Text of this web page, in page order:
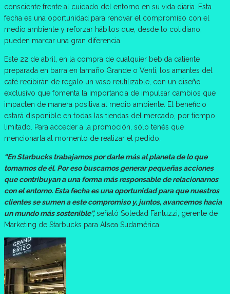
consciente frente al cuidado del entorno en su vida diaria. Esta
fecha es una oportunidad para renovar el compromiso con el
medio ambiente y reforzar hábitos que, desde lo cotidiano,
pueden marcar una gran diferencia.
Este 22 de abril, en la compra de cualquier bebida caliente
preparada en barra en tamaño Grande o Venti, los amantes del
café recibirán de regalo un vaso reutilizable, con un diseño
exclusivo que fomenta la importancia de impulsar cambios que
impacten de manera positiva al medio ambiente. El beneficio
estará disponible en todas las tiendas del mercado, por tiempo
limitado. Para acceder a la promoción, sólo tenés que
mencionarla al momento de realizar el pedido.
“En Starbucks trabajamos por darle más al planeta de lo que
tomamos de él. Por eso buscamos generar pequeñas acciones
que contribuyan a una forma más responsable de relacionarnos
con el entorno. Esta fecha es una oportunidad para que nuestros
clientes se sumen a este compromiso y, juntos, avancemos hacia
un mundo más sostenible”,señaló Soledad Fantuzzi, gerente de
Marketing de Starbucks para Alsea Sudamérica.